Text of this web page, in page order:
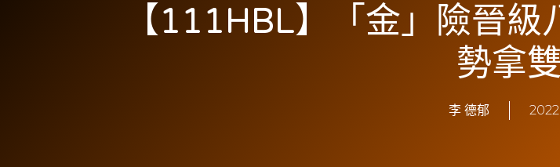
【111HBL】「金」險晉
勢拿
李 德郁 2022